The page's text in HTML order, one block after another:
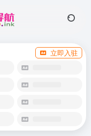
立即入驻